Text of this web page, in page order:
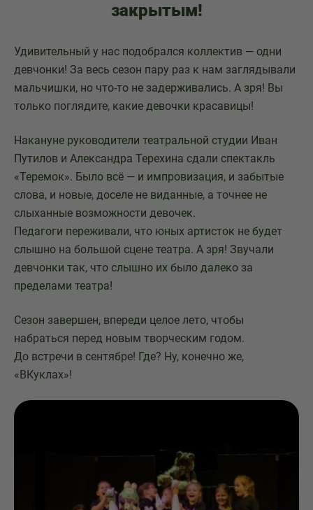
закрытым!
Удивительный у нас подобрался коллектив — одни
девчонки! За весь сезон пару раз к нам заглядывали
мальчишки, но что-то не задерживались. А зря! Вы
только поглядите, какие девочки красавицы!
Накануне руководители театральной студии Иван
Путилов и Александра Терехина сдали спектакль
«Теремок». Было всё — и импровизация, и забытые
слова, и новые, доселе не виданные, а точнее не
слыханные возможности девочек.
Педагоги переживали, что юных артисток не будет
слышно на большой сцене театра. А зря! Звучали
девчонки так, что слышно их было далеко за
пределами театра!
Сезон завершен, впереди целое лето, чтобы
набраться перед новым творческим годом.
До встречи в сентябре! Где? Ну, конечно же,
«ВКуклах»!